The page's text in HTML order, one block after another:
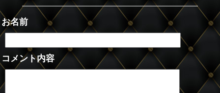
お名前
コメント内容